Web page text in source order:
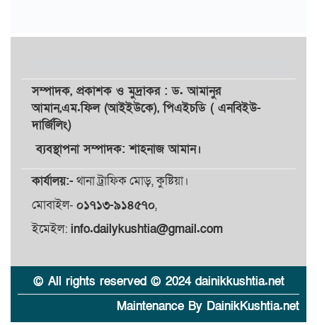
সম্পাদক, প্রকাশকওমুদ্রাকর: ড. আমানুর
আমান,এম.ফিল (আইইউকে), পিএইচডি ( এনবিইউ-
দার্জিলিং)
ব্যবস্থাপনা সম্পাদক: শাহনাজ আমান।
কার্যালয়:-থানা ট্রাফিক মোড়, কুষ্টিয়া।
মোবাইল- ০১৭১৩-৯১৪৫৭০,
ইমেইল: info.dailykushtia@gmail.com
© All rights reserved © 2024 dainikkushtia.net
Maintenance By DainikKushtia.net